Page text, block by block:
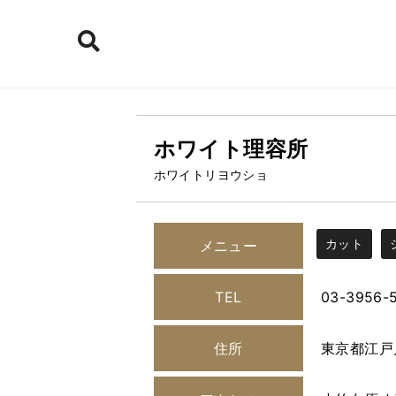
ホワイト理容所
ホワイトリヨウショ
メニュー カット
TEL 03-3956-
住所 東京都江